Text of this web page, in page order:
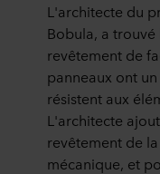
L'architecte du
Bobula, a
revêtement de
panneaux ont
résistent aux
L'architecte
revêtement de
mécanique, et